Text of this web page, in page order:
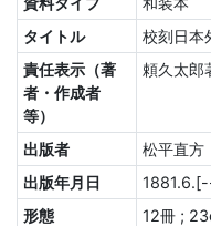
タイトル
校刻日本
責任表示（著
者・作成者
等）
頼久太郎
出版者
松平直方
出版年月日
形態
12冊 ;